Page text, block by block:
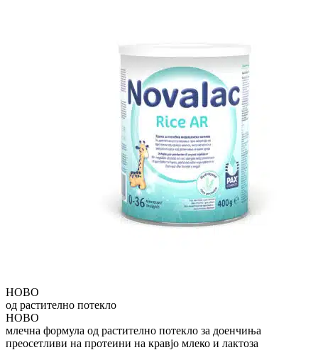
НОВО
од растително потекло
НОВО
млечна формула од растително потекло за доенчиња
преосетливи на протеини на кравјо млеко и лактоза